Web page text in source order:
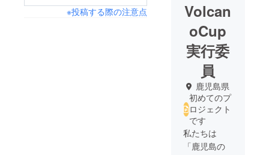
※投稿する際の注意点
Volcan
oCup
実行委
員
鹿児島県
初めてのプ
ロジェクト
です
私たちは
「鹿児島の